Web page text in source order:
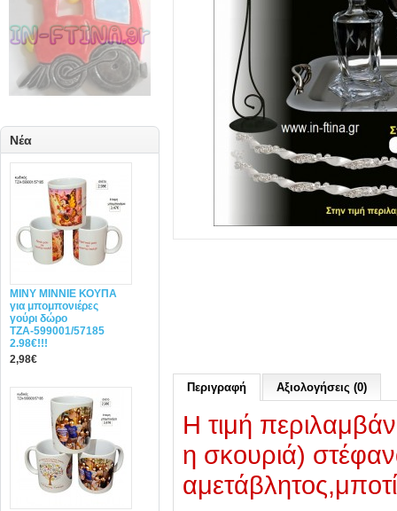
Νέα
MINY ΜΙΝΝΙΕ ΚΟΥΠΑ
για μπομπονιέρες
γούρι δώρο
ΤΖΑ-599001/57185
2.98€!!!
2,98€
Περιγραφή Αξιολογήσεις (0)
Η τιμή
η σκουριά)